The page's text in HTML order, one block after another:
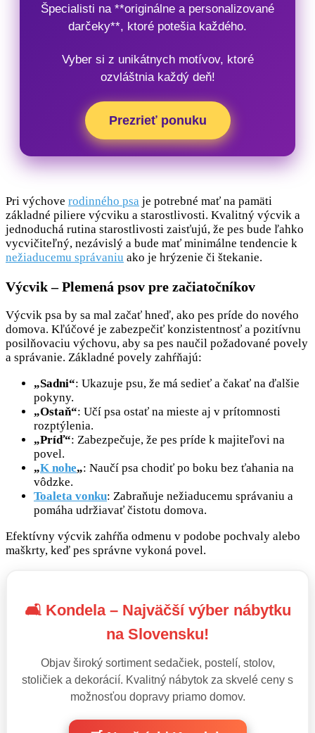
Špecialisti na **originálne a personalizované
darčeky**, ktoré potešia každého.
Vyber si z unikátnych motívov, ktoré
ozvláštnia každý deň!
Prezrieť ponuku
Pri výchove rodinného psa je potrebné mať na pamäti
základné piliere výcviku a starostlivosti. Kvalitný výcvik a
jednoduchá rutina starostlivosti zaisťujú, že pes bude ľahko
vycvičiteľný, nezávislý a bude mať minimálne tendencie k
nežiaducemu správaniu ako je hrýzenie či štekanie.
Výcvik – Plemená psov pre začiatočníkov
Výcvik psa by sa mal začať hneď, ako pes príde do nového
domova. Kľúčové je zabezpečiť konzistentnosť a pozitívnu
posilňovaciu výchovu, aby sa pes naučil požadované povely
a správanie. Základné povely zahŕňajú:
„Sadni“: Ukazuje psu, že má sedieť a čakať na ďalšie
pokyny.
„Ostaň“: Učí psa ostať na mieste aj v prítomnosti
rozptýlenia.
„Príď“: Zabezpečuje, že pes príde k majiteľovi na
povel.
„K nohe„: Naučí psa chodiť po boku bez ťahania na
vôdzke.
Toaleta vonku: Zabraňuje nežiaducemu správaniu a
pomáha udržiavať čistotu domova.
Efektívny výcvik zahŕňa odmenu v podobe pochvaly alebo
maškrty, keď pes správne vykoná povel.
🛋️ Kondela – Najväčší výber nábytku
na Slovensku!
Objav široký sortiment sedačiek, postelí, stolov,
stoličiek a dekorácií. Kvalitný nábytok za skvelé ceny s
možnosťou dopravy priamo domov.